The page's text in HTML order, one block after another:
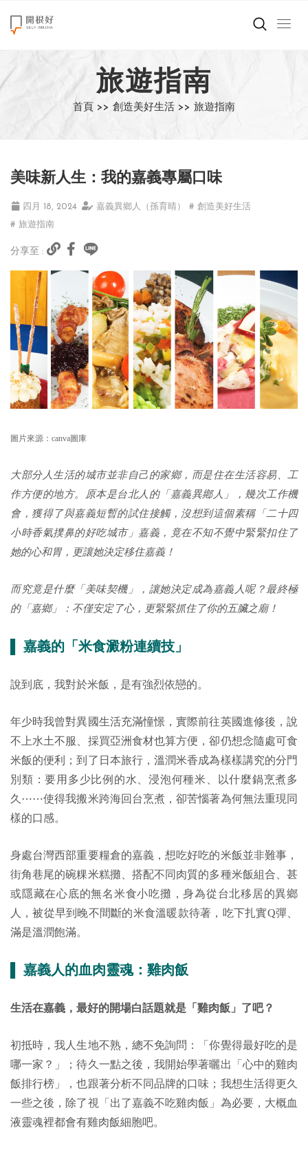
來點正能量
世界在想什麼
創造美好生活
影片專區
關於我們
旅遊指南
首頁 >> 創造美好生活 >> 旅遊指南
美味新人生：我的嘉義專屬口味
四月 18, 2024 嘉義異鄉人（孫育晴）
# 創造美好生活
# 旅遊指南
分享至 :
圖片來源：canva圖庫
大部分人生活的城市並非自己的家鄉，而是住在生活容易、工
作方便的地方。原本是台北人的「嘉義異鄕人」，幾次工作機
會，獲得了與嘉義短暫的試住接觸，沒想到這個素稱「二十四
小時香氣撲鼻的好吃城市」嘉義，竟在不知不覺中緊緊扣住了
她的心和胃，更讓她決定移住嘉義！
而究竟是什麼「美味契機」，讓她決定成為嘉義人呢？最終極
的「嘉鄉」：不僅安定了心，更緊緊抓住了你的五臟之廟！
▌ 嘉義的「米食澱粉連續技」
說到底，我對於米飯，是有強烈依戀的。
年少時我曾對異國生活充滿憧憬，實際前往英國進修後，說
不上水土不服、採買亞洲食材也算方便，卻仍想念隨處可食
米飯的便利；到了日本旅行，溫潤米香成為樣樣講究的分門
別類：要用多少比例的水、浸泡何種米、以什麼鍋烹煮多
久⋯⋯使得我搬米跨海回台烹煮，卻苦惱著為何無法重現同
樣的口感。
身處台灣西部重要糧倉的嘉義，想吃好吃的米飯並非難事，
街角巷尾的碗粿米糕攤、搭配不同肉質的多種米飯組合、甚
或隱藏在心底的無名米食小吃攤，身為從台北移居的異鄉
人，被從早到晚不間斷的米食溫暖款待著，吃下扎實Q彈、
滿是溫潤飽滿。
▌ 嘉義人的血肉靈魂：雞肉飯
生活在嘉義，最好的開場白話題就是「雞肉飯」了吧？
初抵時，我人生地不熟，總不免詢問：「你覺得最好吃的是
哪一家？」；待久一點之後，我開始學著曬出「心中的雞肉
飯排行榜」，也跟著分析不同品牌的口味；我想生活得更久
一些之後，除了視「出了嘉義不吃雞肉飯」為必要，大概血
液靈魂裡都會有雞肉飯細胞吧。